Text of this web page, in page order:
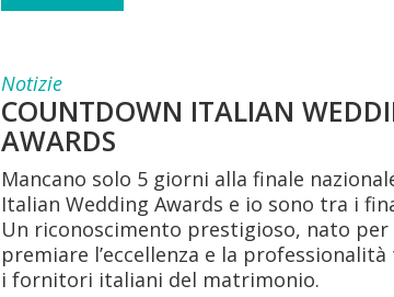
Notizie
COUNTDOWN ITALIAN
AWARDS
Mancano solo 5 giorni alla finale
Italian Wedding Awards e io sono tra i
Un riconoscimento prestigioso, nato per
premiare l’eccellenza e la professionalità
i fornitori italiani del matrimonio.